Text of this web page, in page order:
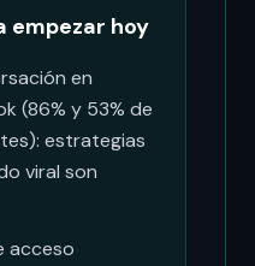
empezar hoy
en
(86% y 53% de
estrategias
viral son
acceso